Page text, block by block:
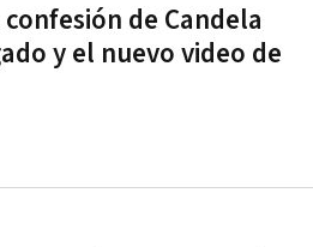
de Candela
y el nuevo video de